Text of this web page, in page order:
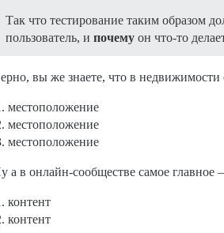
Так что тестирование таким образом
пользователь, и почему он что-то
вы же знаете, что в недвижимости
местоположение
местоположение
местоположение
а в онлайн-сообществе самое главное
контент
контент